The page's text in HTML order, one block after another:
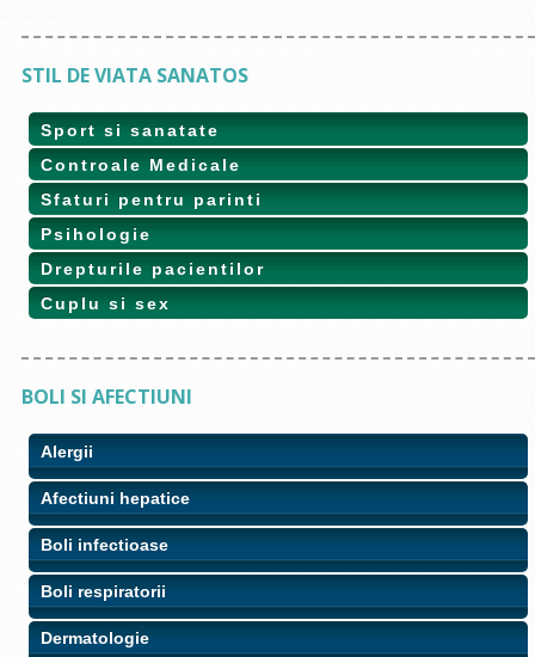
STIL DE VIATA SANATOS
Sport si sanatate
Controale Medicale
Sfaturi pentru parinti
Psihologie
Drepturile pacientilor
Cuplu si sex
BOLI SI AFECTIUNI
Alergii
Afectiuni hepatice
Boli infectioase
Boli respiratorii
Dermatologie